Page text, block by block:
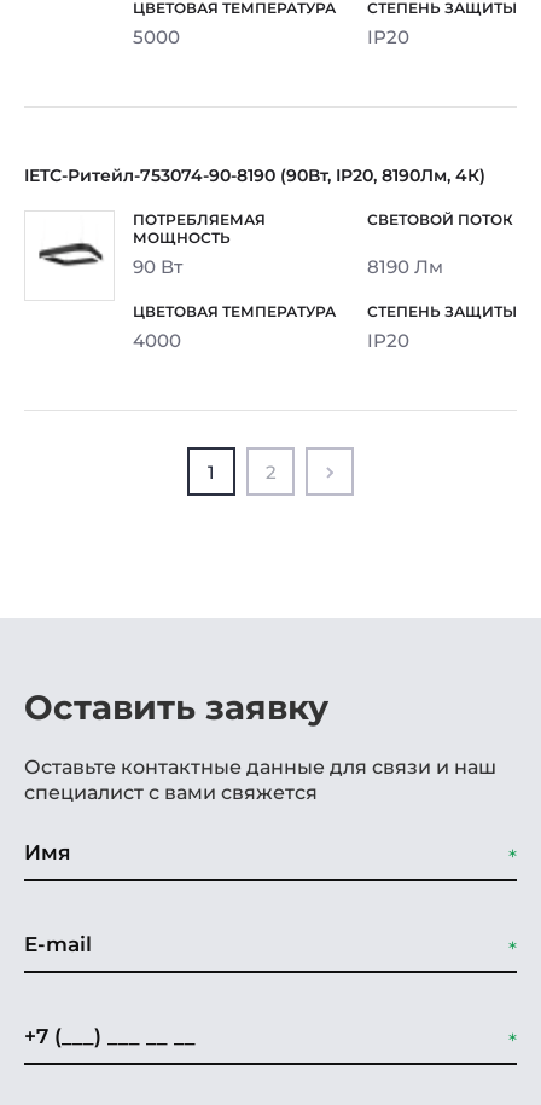
5000 IP20
IETC-Ритейл-753074-90-8190 (90Вт, IP20, 8190Лм, 4К)
90 Вт 8190 Лм
4000 IP20
1 2
Оставить заявку
Оставьте контактные данные для связи и наш
специалист с вами свяжется